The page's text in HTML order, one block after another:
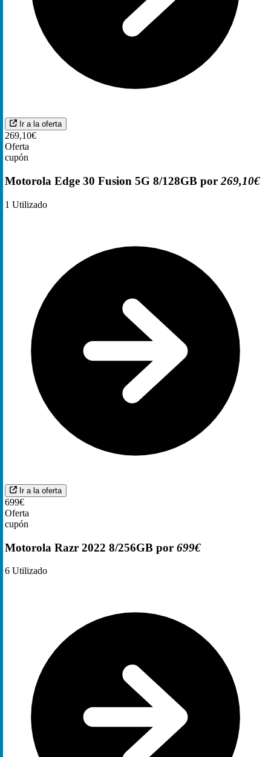
Ir a la oferta
269,10€
Oferta
cupón
Motorola Edge 30 Fusion 5G 8/128GB por 269,10€
1 Utilizado
Ir a la oferta
699€
Oferta
cupón
Motorola Razr 2022 8/256GB por 699€
6 Utilizado